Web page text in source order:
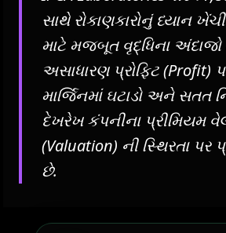
સાથે રોકાણકારોનું ધ્યાન
માટે મજબૂત વૃદ્ધિના અંદાજો
અસાધારણ પ્રોફિટ (Profit)
માર્જિનમાં ઘટાડો અને સતત
દેખરેખ કંપનીના પ્રીમિયમ
(Valuation) ની સ્થિરતા પર
છે.